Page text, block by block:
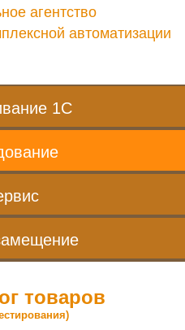
агентство
автоматизации
1С
товаров